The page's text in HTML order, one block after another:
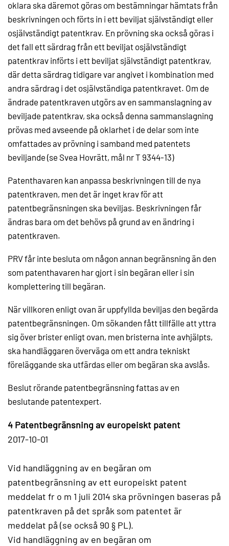
oklara ska däremot göras om bestämningar hämtats från
beskrivningen och förts in i ett beviljat självständigt eller
osjälvständigt patentkrav. En prövning ska också göras i
det fall ett särdrag från ett beviljat osjälvständigt
patentkrav införts i ett beviljat självständigt patentkrav,
där detta särdrag tidigare var angivet i kombination med
andra särdrag i det osjälvständiga patentkravet. Om de
ändrade patentkraven utgörs av en sammanslagning av
beviljade patentkrav, ska också denna sammanslagning
prövas med avseende på oklarhet i de delar som inte
omfattades av prövning i samband med patentets
beviljande (se Svea Hovrätt, mål nr T 9344-13)
Patenthavaren kan anpassa beskrivningen till de nya
patentkraven, men det är inget krav för att
patentbegränsningen ska beviljas. Beskrivningen får
ändras bara om det behövs på grund av en ändring i
patentkraven.
PRV får inte besluta om någon annan begränsning än den
som patenthavaren har gjort i sin begäran eller i sin
komplettering till begäran.
När villkoren enligt ovan är uppfyllda beviljas den begärda
patentbegränsningen. Om sökanden fått tillfälle att yttra
sig över brister enligt ovan, men bristerna inte avhjälpts,
ska handläggaren överväga om ett andra tekniskt
föreläggande ska utfärdas eller om begäran ska avslås.
Beslut rörande patentbegränsning fattas av en
beslutande patentexpert.
4 Patentbegränsning av europeiskt patent
2017-10-01
Vid handläggning av en begäran om
patentbegränsning av ett europeiskt patent
meddelat fr o m 1 juli 2014 ska prövningen baseras på
patentkraven på det språk som patentet är
meddelat på (se också 90 § PL).
Vid handläggning av en begäran om